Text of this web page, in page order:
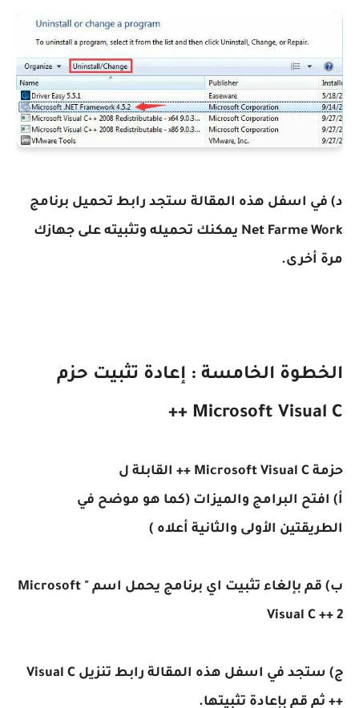
د) في اسفل هذه المقالة ستجد رابط تحميل برنامج
Net Farme Work يمكنك تحميله وتثبيته على جهازك
مرة أخرى.
الخطوة الخامسة : إعادة تثبيت حزم
Microsoft Visual C ++
حزمة Microsoft Visual C ++ القابلة ل
أ) افتح البرامج والميزات (كما هو موضح في
الطريقتين الأولى والثانية أعلاه )
ب) قم بإلغاء تثبيت اي برنامج يحمل اسم " Microsoft
Visual C ++ 2
ج) ستجد في اسفل هذه المقالة رابط تنزيل Visual C
++ ثم قم بإعادة تثبيتها.